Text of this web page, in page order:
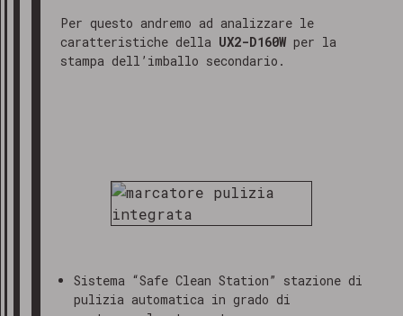
Per questo andremo ad analizzare le
caratteristiche della UX2-D160Wper la
stampa dell’imballo secondario.
Sistema “Safe Clean Station” stazione di
pulizia automatica in grado di